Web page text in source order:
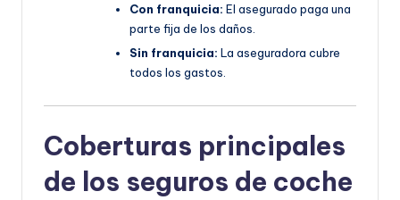
Con franquicia: El asegurado paga una
parte fija de los daños.
Sin franquicia: La aseguradora cubre
todos los gastos.
Coberturas principales
de los seguros de coche